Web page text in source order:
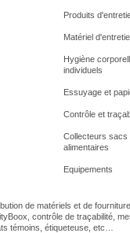
Produits
Matériel
Hygiène
individuels
Essuyage et
Contrôle et
Collecteurs sacs
alimentaires
Equipements
de matériels et de
contrôle de traçabilité,
témoins, étiqueteuse, etc…